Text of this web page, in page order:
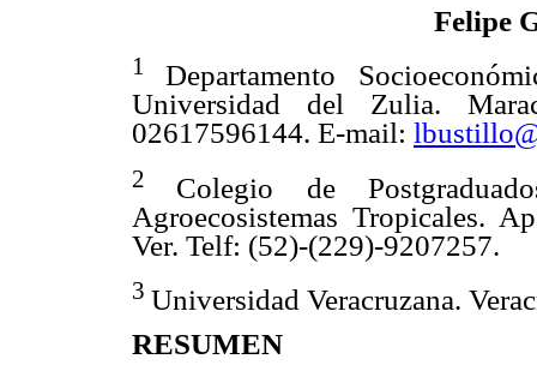
Felipe
1
Departamento
Universidad del Zulia.
02617596144. E-mail:
2
Colegio de
Agroecosistemas Tropicales.
Ver. Telf: (52)-(229)-9207257.
3 Universidad Veracruzana.
RESUMEN